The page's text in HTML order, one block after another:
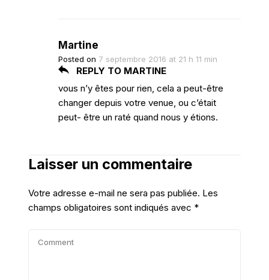
Martine
Posted on 7 septembre 2016 at 21 h 11 min
REPLY TO MARTINE
vous n’y êtes pour rien, cela a peut-être
changer depuis votre venue, ou c’était
peut- être un raté quand nous y étions.
Laisser un commentaire
Votre adresse e-mail ne sera pas publiée. Les
champs obligatoires sont indiqués avec *